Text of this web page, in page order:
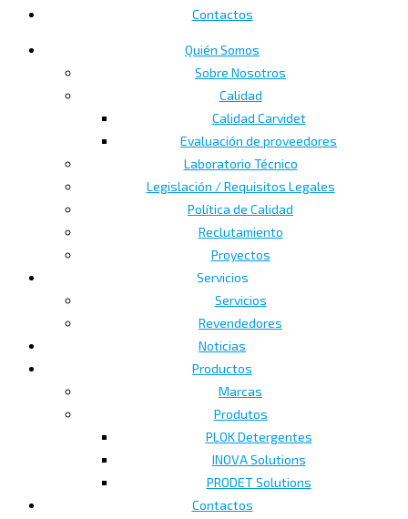
Contactos
Quién Somos
Sobre Nosotros
Calidad
Calidad Carvidet
Evaluación de proveedores
Laboratorio Técnico
Legislación / Requisitos Legales
Política de Calidad
Reclutamiento
Proyectos
Servicios
Servicios
Revendedores
Noticias
Productos
Marcas
Produtos
PLOK Detergentes
INOVA Solutions
PRODET Solutions
Contactos